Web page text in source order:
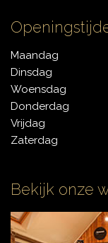
Maandag
Dinsdag
Woensdag
Donderdag
Vrijdag
Zaterdag
Bekijk onze